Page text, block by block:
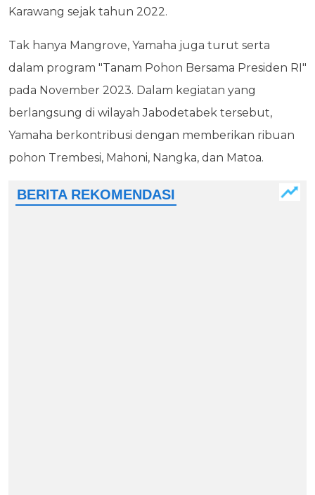
Karawang sejak tahun 2022.
Tak hanya Mangrove, Yamaha juga turut serta
dalam program "Tanam Pohon Bersama Presiden RI"
pada November 2023. Dalam kegiatan yang
berlangsung di wilayah Jabodetabek tersebut,
Yamaha berkontribusi dengan memberikan ribuan
pohon Trembesi, Mahoni, Nangka, dan Matoa.